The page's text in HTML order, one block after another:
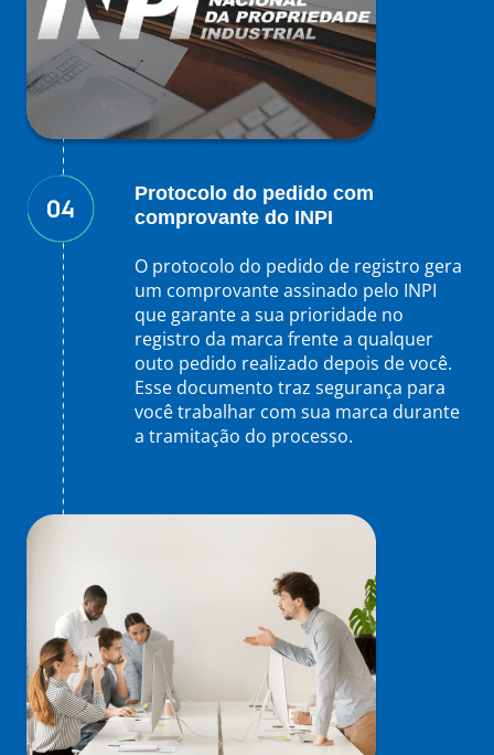
Protocolo do pedido com
comprovante do INPI
O protocolo do pedido de registro gera
um comprovante assinado pelo INPI
que garante a sua prioridade no
registro da marca frente a qualquer
outo pedido realizado depois de você.
Esse documento traz segurança para
você trabalhar com sua marca durante
a tramitação do processo.